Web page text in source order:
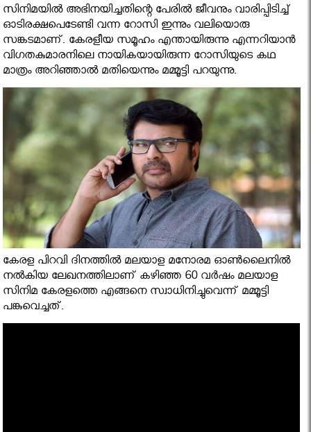
സിനിമയില്‍ അഭിനയിച്ചതിന്റെ പേരില്‍ ജീവനും വാരിപ്പിടിച്ച്
ഓടിരക്ഷപെടേണ്ടി വന്ന റോസി ഇന്നും വലിയൊരു
സങ്കടമാണ്. കേരളീയ സമൂഹം എന്തായിരുന്നു എന്നറിയാന്‍
വിഗതകുമാരനിലെ നായികയായിരുന്ന റോസിയുടെ കഥ
മാത്രം അറിഞ്ഞാല്‍ മതിയെന്നും മമ്മൂട്ടി പറയുന്നു.
കേരള പിറവി ദിനത്തില്‍ മലയാള മനോരമ ഓണ്‍ലൈനില്‍
നല്‍കിയ ലേഖനത്തിലാണ് കഴിഞ്ഞ 60 വര്‍ഷം മലയാള
സിനിമ കേരളത്തെ എങ്ങനെ സ്വാധിനിച്ചുവെന്ന് മമ്മൂട്ടി
പങ്കുവെച്ചത്.